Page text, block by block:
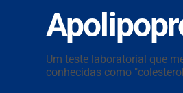
Um teste laboratorial que
conhecidas como